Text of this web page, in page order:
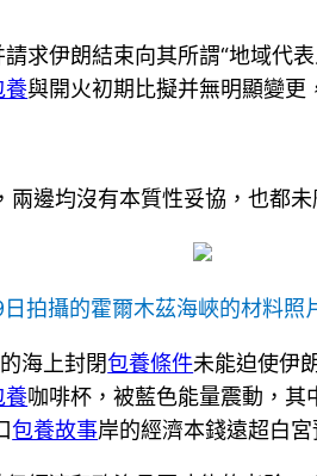
求伊朗結束向其所謂“地域代
養與開火初期比擬并無明顯變更
邊均沒有本質性妥協，也都未
拍攝的霍爾木茲海峽的材料照
海上封閉包養條件未能迫使伊
養咖啡杯，被藍色能量震動，其
包養故事岸的經濟本錢遠超白